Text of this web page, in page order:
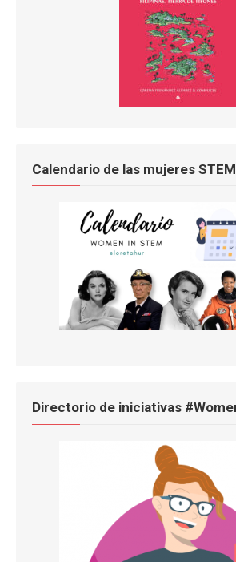
Calendario de las mujeres STEM
Directorio de iniciativas